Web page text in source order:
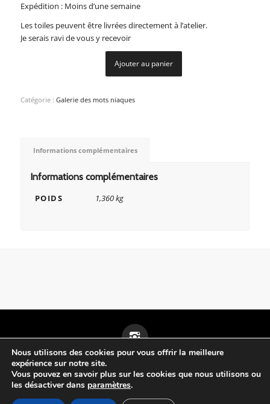
Expédition : Moins d’une semaine
Les toiles peuvent être livrées directement à l’atelier.
Je serais ravi de vous y recevoir
Ajouter au panier
Catégorie : Galerie des mots niaques
Informations complémentaires
Informations complémentaires
POIDS 1,360 kg
Mentions légales
© 2025 Bleu de Chauffe – Avignon
Nous utilisons des cookies pour vous offrir la meilleure
expérience sur notre site.
Vous pouvez en savoir plus sur les cookies que nous utilisons ou
les désactiver dans paramètres.